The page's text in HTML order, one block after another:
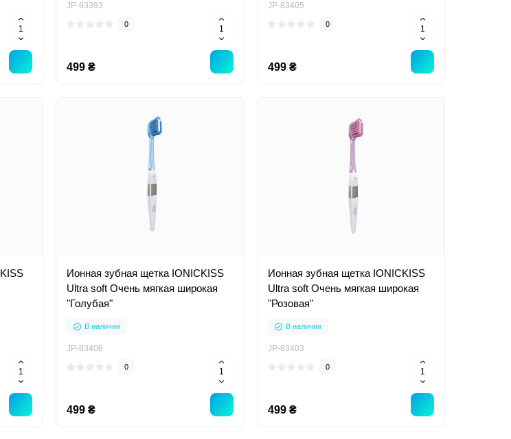
JP-83393
0
499 ₴
JP-83405
0
499 ₴
Ионная зубная щетка IONICKISS
Ultra soft Очень мягкая широкая
"Голубая"
В наличии
JP-83406
0
499 ₴
Ионная зубная щетка IONICKISS
Ultra soft Очень мягкая широкая
"Розовая"
В наличии
JP-83403
0
499 ₴